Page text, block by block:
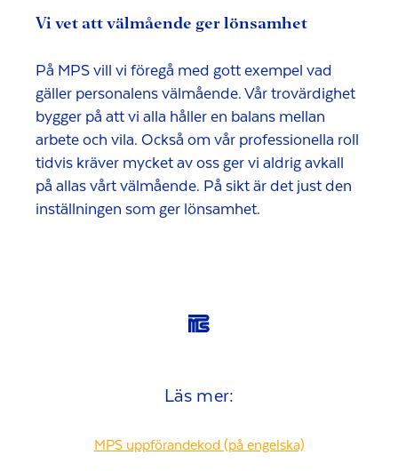
Vi vet att välmående ger lönsamhet
På MPS vill vi föregå med gott exempel vad
gäller personalens välmående. Vår trovärdighet
bygger på att vi alla håller en balans mellan
arbete och vila. Också om vår professionella roll
tidvis kräver mycket av oss ger vi aldrig avkall
på allas vårt välmående. På sikt är det just den
inställningen som ger lönsamhet.
Läs mer:
MPS uppförandekod (på engelska)